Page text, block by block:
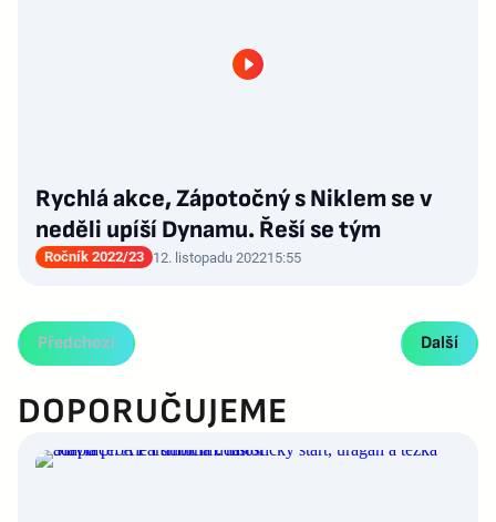
Rychlá akce, Zápotočný s Niklem se v
neděli upíší Dynamu. Řeší se tým
Ročník 2022/23 12. listopadu 202215:55
Předchozí Další
DOPORUČUJEME